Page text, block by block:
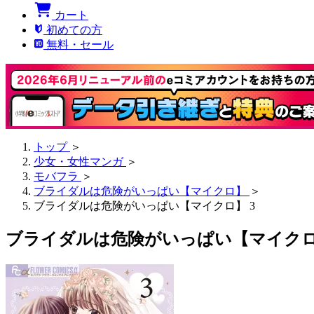
カート
初めての方
無料・セール
トップ ＞
少女・女性マンガ ＞
モバフラ ＞
ブライダルは危険がいっぱい【マイクロ】
＞
ブライダルは危険がいっぱい【マイクロ】 3
ブライダルは危険がいっぱい【マイク